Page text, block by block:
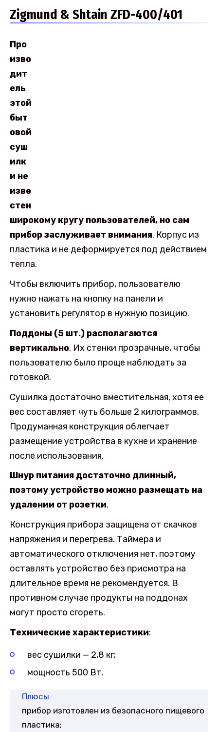
Zigmund & Shtain ZFD-400/401
Про
изво
дит
ель
этой
быт
овой
суш
илк
и не
изве
стен
широкому кругу пользователей, но сам
прибор заслуживает внимания. Корпус из
пластика и не деформируется под действием
тепла.
Чтобы включить прибор, пользователю
нужно нажать на кнопку на панели и
установить регулятор в нужную позицию.
Поддоны (5 шт.) располагаются
вертикально. Их стенки прозрачные, чтобы
пользователю было проще наблюдать за
готовкой.
Сушилка достаточно вместительная, хотя ее
вес составляет чуть больше 2 килограммов.
Продуманная конструкция облегчает
размещение устройства в кухне и хранение
после использования.
Шнур питания достаточно длинный,
поэтому устройство можно размещать на
удалении от розетки.
Конструкция прибора защищена от скачков
напряжения и перегрева. Таймера и
автоматического отключения нет, поэтому
оставлять устройство без присмотра на
длительное время не рекомендуется. В
противном случае продукты на поддонах
могут просто сгореть.
Технические характеристики:
вес сушилки — 2,8 кг;
мощность 500 Вт.
Плюсы
прибор изготовлен из безопасного пищевого
пластика;